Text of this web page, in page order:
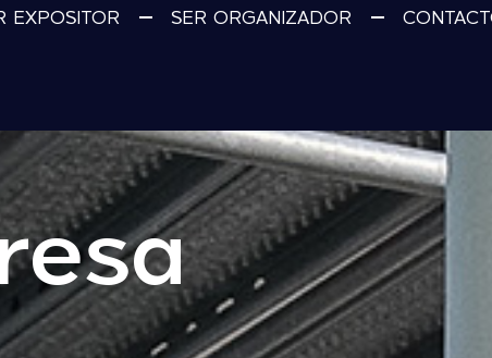
EXPOSITOR SER ORGANIZADOR